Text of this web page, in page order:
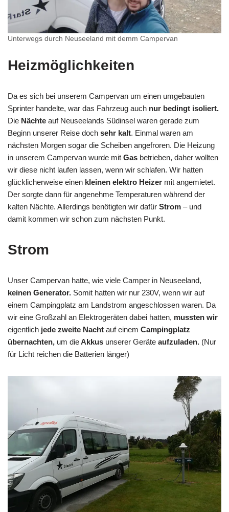
Unterwegs durch Neuseeland mit demm Campervan
Heizmöglichkeiten
Da es sich bei unserem Campervan um einen umgebauten
Sprinter handelte, war das Fahrzeug auch nur bedingt isoliert.
Die Nächte auf Neuseelands Südinsel waren gerade zum
Beginn unserer Reise doch sehr kalt. Einmal waren am
nächsten Morgen sogar die Scheiben angefroren. Die Heizung
in unserem Campervan wurde mit Gas betrieben, daher wollten
wir diese nicht laufen lassen, wenn wir schlafen. Wir hatten
glücklicherweise einen kleinen elektro Heizer mit angemietet.
Der sorgte dann für angenehme Temperaturen während der
kalten Nächte. Allerdings benötigten wir dafür Strom – und
damit kommen wir schon zum nächsten Punkt.
Strom
Unser Campervan hatte, wie viele Camper in Neuseeland,
keinen Generator. Somit hatten wir nur 230V, wenn wir auf
einem Campingplatz am Landstrom angeschlossen waren. Da
wir eine Großzahl an Elektrogeräten dabei hatten, mussten wir
eigentlich jede zweite Nacht auf einem Campingplatz
übernachten, um dieAkkus unserer Geräte aufzuladen. (Nur
für Licht reichen die Batterien länger)